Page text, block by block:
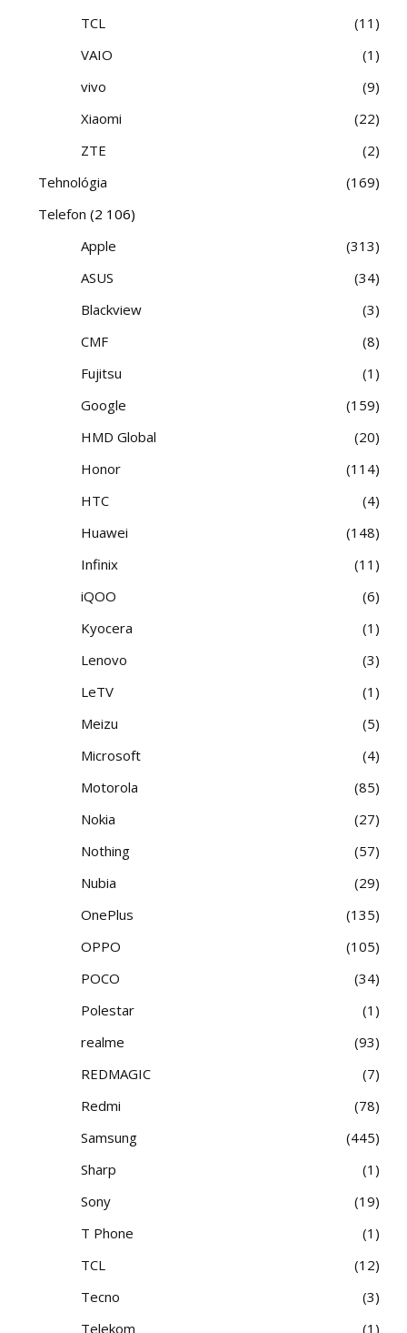
TCL
11
VAIO
1
vivo
9
Xiaomi
22
ZTE
2
Tehnológia
169
Telefon (2 106)
Apple
313
ASUS
34
Blackview
3
CMF
8
Fujitsu
1
Google
159
HMD Global
20
Honor
114
HTC
4
Huawei
148
Infinix
11
iQOO
6
Kyocera
1
Lenovo
3
LeTV
1
Meizu
5
Microsoft
4
Motorola
85
Nokia
27
Nothing
57
Nubia
29
OnePlus
135
OPPO
105
POCO
34
Polestar
1
realme
93
REDMAGIC
7
Redmi
78
Samsung
445
Sharp
1
Sony
19
T Phone
1
TCL
12
Tecno
3
Telekom
1